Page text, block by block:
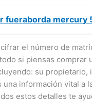
fueraborda mercury
el número de
si piensas comprar
su
una información vital a
estos detalles te